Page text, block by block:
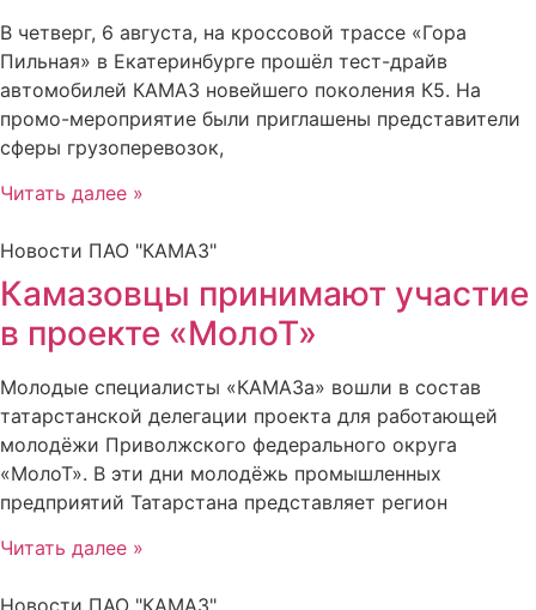
В четверг, 6 августа, на кроссовой трассе «Гора
Пильная» в Екатеринбурге прошёл тест-драйв
автомобилей КАМАЗ новейшего поколения К5. На
промо-мероприятие были приглашены представители
сферы грузоперевозок,
Читать далее »
Новости ПАО "КАМАЗ"
Камазовцы принимают участие
в проекте «МолоТ»
Молодые специалисты «КАМАЗа» вошли в состав
татарстанской делегации проекта для работающей
молодёжи Приволжского федерального округа
«МолоТ». В эти дни молодёжь промышленных
предприятий Татарстана представляет регион
Читать далее »